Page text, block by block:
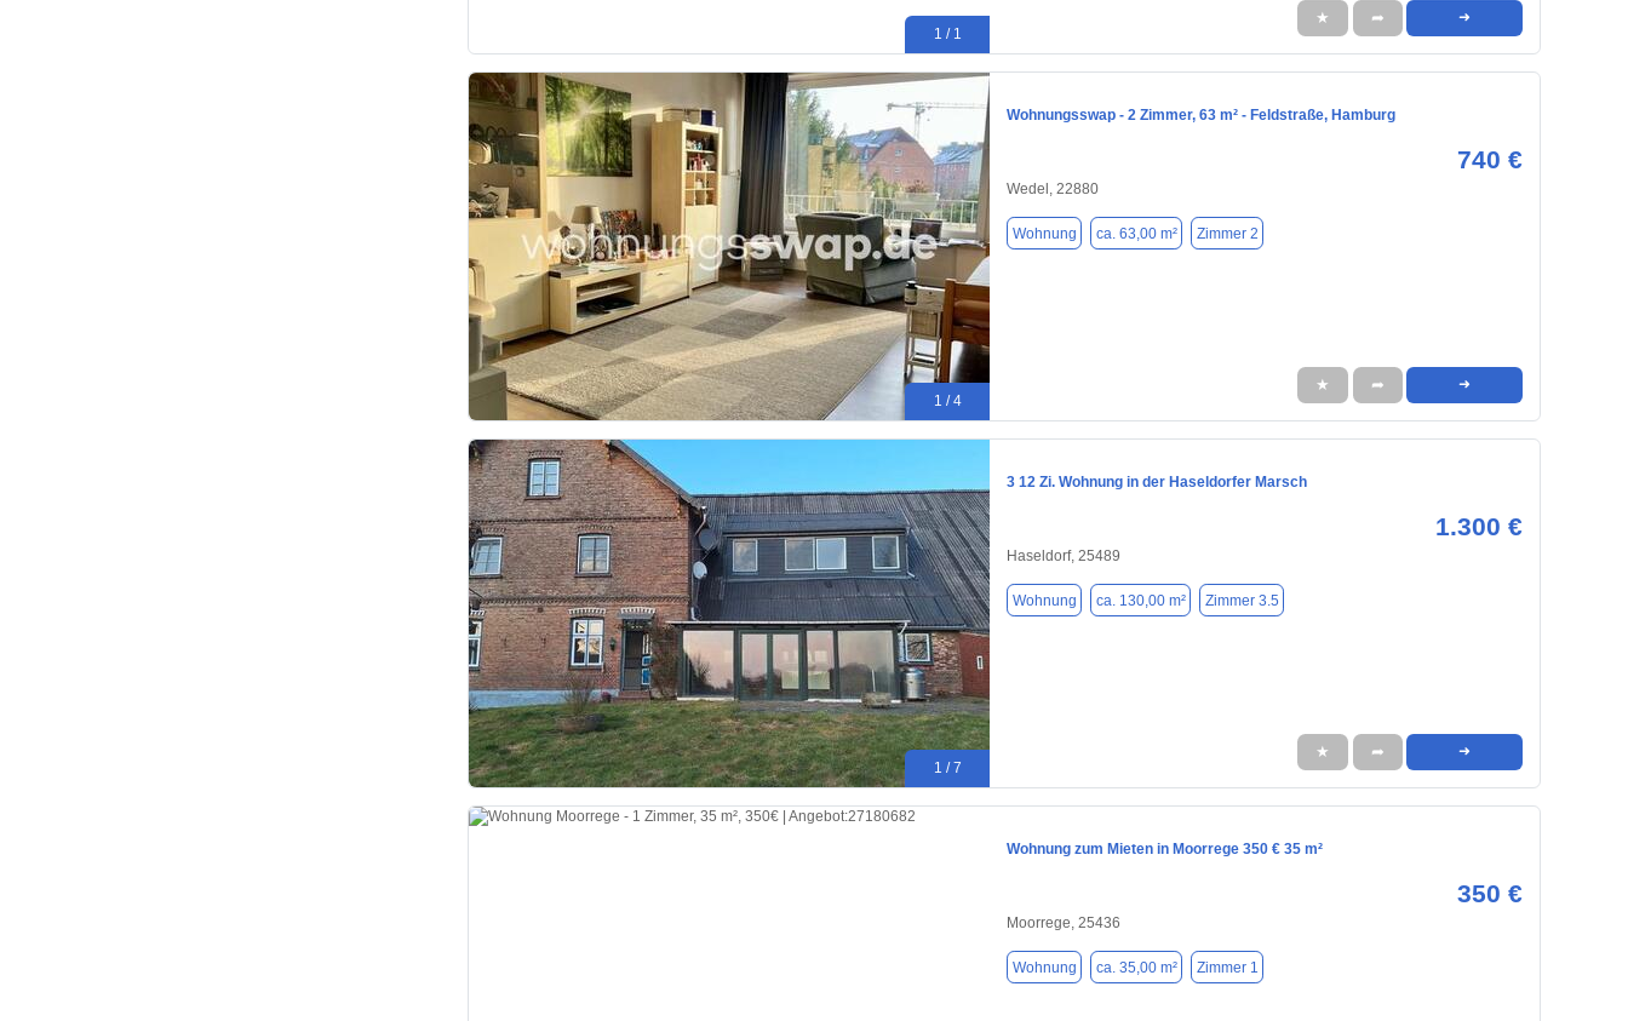
1 / 1
★ ➦ ➜
1 / 4
Wohnungsswap - 2 Zimmer, 63 m² - Feldstraße, Hamburg
740 €
Wedel, 22880
Wohnung ca. 63,00 m² Zimmer 2
★ ➦ ➜
1 / 7
3 12 Zi. Wohnung in der Haseldorfer Marsch
1.300 €
Haseldorf, 25489
Wohnung ca. 130,00 m² Zimmer 3.5
★ ➦ ➜
Wohnung zum Mieten in Moorrege 350 € 35 m²
350 €
Moorrege, 25436
Wohnung ca. 35,00 m² Zimmer 1